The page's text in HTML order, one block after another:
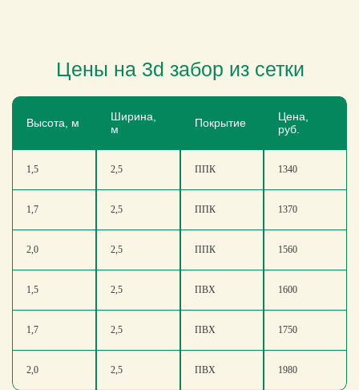
Цены на 3d забор из сетки
Высота, м
Ширина,
м
Покрытие
Цена,
руб.
1,5 2,5 ППК 1340
1,7 2,5 ППК 1370
2,0 2,5 ППК 1560
1,5 2,5 ПВХ 1600
1,7 2,5 ПВХ 1750
2,0 2,5 ПВХ 1980